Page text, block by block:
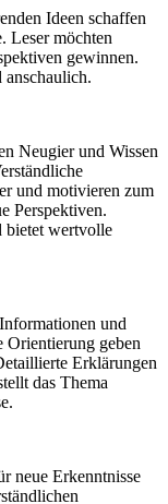
Ideen schaffen
Leser möchten
gewinnen.
Neugier und Wissen
und motivieren zum
Perspektiven.
bietet wertvolle
und
Orientierung geben
Erklärungen
das Thema
neue Erkenntnisse